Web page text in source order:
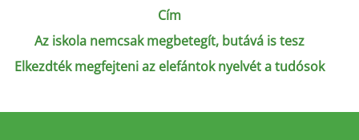
Cím
Az iskola nemcsak megbetegít, butává is tesz
Elkezdték megfejteni az elefántok nyelvét a tudósok